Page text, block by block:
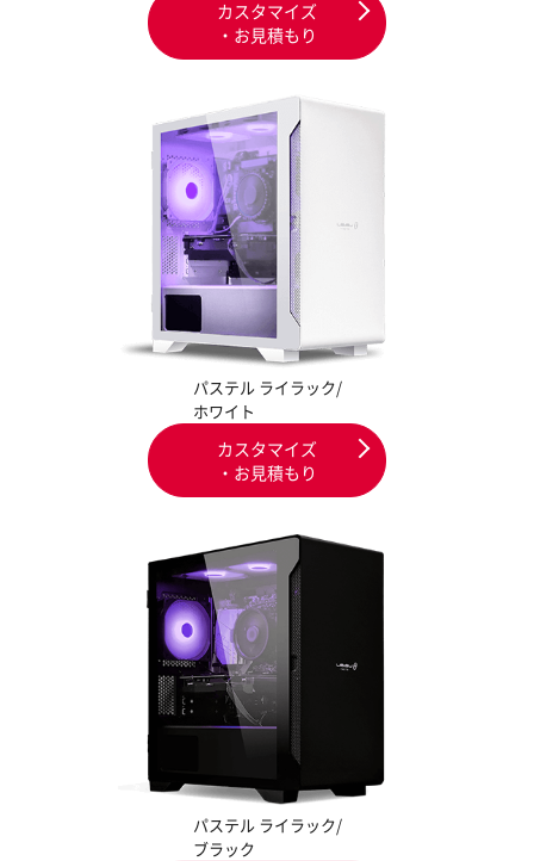
カスタマイズ
・お見積もり
パステル ライラック/
ホワイト
カスタマイズ
・お見積もり
パステル ライラック/
ブラック